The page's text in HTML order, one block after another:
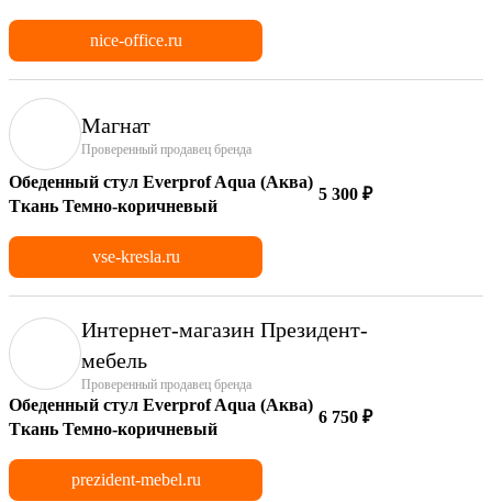
nice-office.ru
Магнат
Проверенный продавец бренда
Обеденный стул Everprof Aqua (Аква)
Ткань Темно-коричневый
5 300 ₽
vse-kresla.ru
Интернет-магазин Президент-
мебель
Проверенный продавец бренда
Обеденный стул Everprof Aqua (Аква)
Ткань Темно-коричневый
6 750 ₽
prezident-mebel.ru